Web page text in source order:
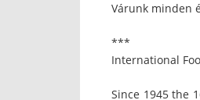
Várunk minden
***
International
Since 1945 the